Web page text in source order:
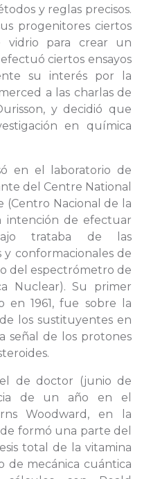
y reglas precisos.
progenitores ciertos
vidrio para crear un
ciertos ensayos
su interés por la
a las charlas de
y decidió que
en química
en el laboratorio de
del Centre National
(Centro Nacional de la
intención de efectuar
trataba de las
y conformacionales de
del espectrómetro de
Nuclear). Su primer
en 1961, fue sobre la
los sustituyentes en
señal de los protones
de doctor (junio de
de un año en el
Woodward, en la
formó una parte del
total de la vitamina
de mecánica cuántica